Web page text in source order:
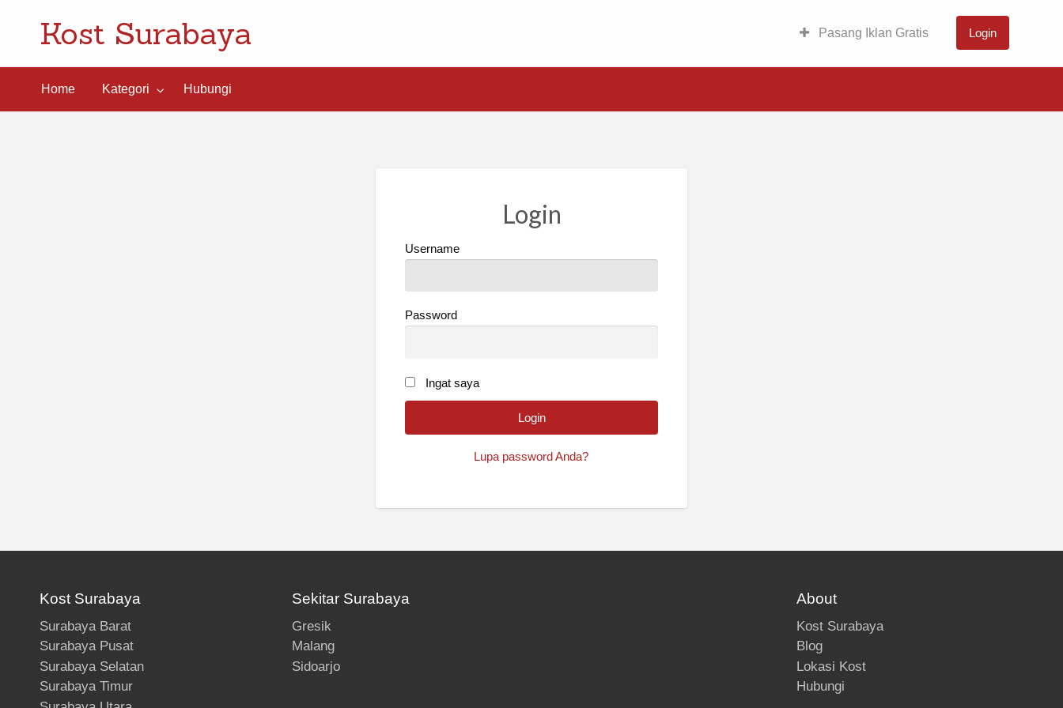
Kost Surabaya Pasang Iklan Gratis Login
Home Kategori Hubungi
Login
Username
Password
Ingat saya
Lupa password Anda?
Kost Surabaya
Surabaya Barat
Surabaya Pusat
Surabaya Selatan
Surabaya Timur
Sekitar Surabaya
Gresik
Malang
Sidoarjo
About
Kost Surabaya
Blog
Lokasi Kost
Hubungi